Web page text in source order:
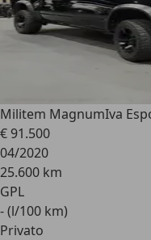
Militem MagnumIva
€ 91.500
04/2020
25.600 km
GPL
- (l/100 km)
Privato